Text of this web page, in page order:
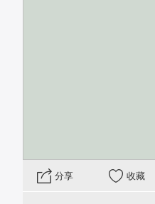
分享 收藏